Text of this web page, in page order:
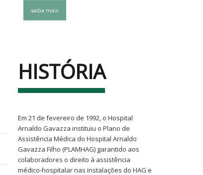
saiba mais
HISTÓRIA
Em 21 de fevereiro de 1992, o Hospital
Arnaldo Gavazza instituiu o Plano de
Assistência Médica do Hospital Arnaldo
Gavazza Filho (PLAMHAG) garantido aos
colaboradores o direito à assistência
médico-hospitalar nas instalações do HAG e